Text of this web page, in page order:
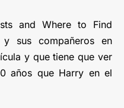
and Where to Find
sus compañeros en
y que tiene que ver
años que Harry en el